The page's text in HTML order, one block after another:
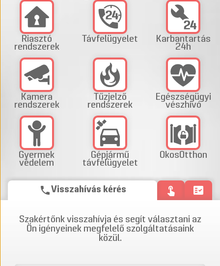
Riasztó
rendszerek
Távfelügyelet
Karbantartás
24h
Kamera
rendszerek
Tűzjelző
rendszerek
Egészségügyi
vészhívó
Gyermek
védelem
Gépjármű
távfelügyelet
OkosOtthon
phone Visszahívás kérés touch_app fact_check
Szakértőnk visszahívja és segít választani az
Ön igényeinek megfelelő szolgáltatásaink
közül.